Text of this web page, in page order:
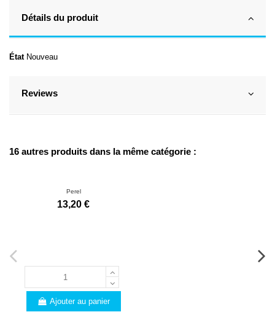
Détails du produit
État Nouveau
Reviews
16 autres produits dans la même catégorie :
Perel
13,20 €
Ajouter au panier